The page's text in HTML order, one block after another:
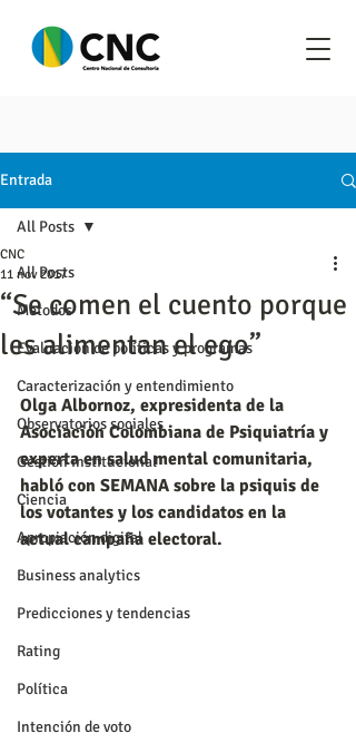
Entrada
All Posts
Metodos
Evaluación de políticas y programas
Caracterización y entendimiento
Observatorios sociales
Gestión institucional
Ciencia
Apropiación digital
Business analytics
Predicciones y tendencias
Rating
Política
Intención de voto
All Posts
“Se comen el cuento porque
les alimentan el ego”
CNC
11 nov 2017
Olga Albornoz, expresidenta de la
Asociación Colombiana de Psiquiatría y
experta en salud mental comunitaria,
habló con SEMANA sobre la psiquis de
los votantes y los candidatos en la
actual campaña electoral.